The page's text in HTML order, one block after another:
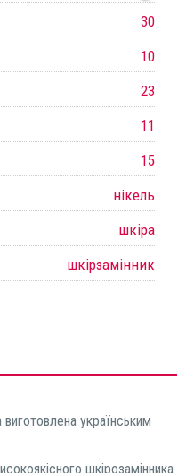
30
10
23
11
15
нікель
шкіра
шкірзамінник
українським
шкірозамінника